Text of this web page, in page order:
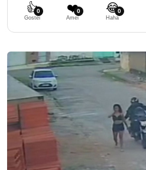
👍0
Gostei
❤️0
Amei
😂0
Haha